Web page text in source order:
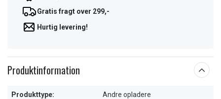
Gratis fragt over 299,-
Hurtig levering!
Produktinformation
Produkttype: Andre opladere